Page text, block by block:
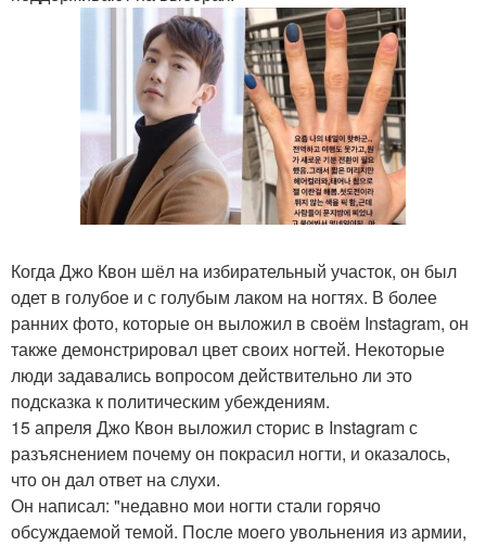
Когда Джо Квон шёл на избирательный участок, он был
одет в голубое и с голубым лаком на ногтях. В более
ранних фото, которые он выложил в своём Instagram, он
также демонстрировал цвет своих ногтей. Некоторые
люди задавались вопросом действительно ли это
подсказка к политическим убеждениям.
15 апреля Джо Квон выложил сторис в Instagram с
разъяснением почему он покрасил ногти, и оказалось,
что он дал ответ на слухи.
Он написал: "недавно мои ногти стали горячо
обсуждаемой темой. После моего увольнения из армии,